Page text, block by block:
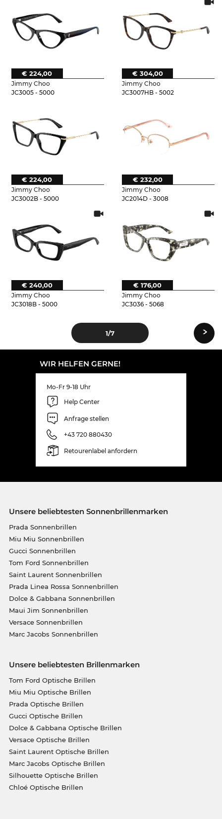
Jimmy Choo
JC3005 - 5000
€ 224,00
Jimmy Choo
JC3007HB - 5002
€ 304,00
Jimmy Choo
JC3002B - 5000
€ 224,00
Jimmy Choo
JC2014D - 3008
€ 232,00
Jimmy Choo
JC3018B - 5000
€ 240,00
Jimmy Choo
JC3036 - 5068
€ 176,00
1/7 ›
WIR HELFEN GERNE!
Mo-Fr 9-18 Uhr
Help Center
Anfrage stellen
+43 720 880430
Retourenlabel anfordern
Unsere beliebtesten Sonnenbrillenmarken
Prada Sonnenbrillen
Miu Miu Sonnenbrillen
Gucci Sonnenbrillen
Tom Ford Sonnenbrillen
Saint Laurent Sonnenbrillen
Prada Linea Rossa Sonnenbrillen
Dolce & Gabbana Sonnenbrillen
Maui Jim Sonnenbrillen
Versace Sonnenbrillen
Marc Jacobs Sonnenbrillen
Unsere beliebtesten Brillenmarken
Tom Ford Optische Brillen
Miu Miu Optische Brillen
Prada Optische Brillen
Gucci Optische Brillen
Dolce & Gabbana Optische Brillen
Versace Optische Brillen
Saint Laurent Optische Brillen
Marc Jacobs Optische Brillen
Silhouette Optische Brillen
Chloé Optische Brillen